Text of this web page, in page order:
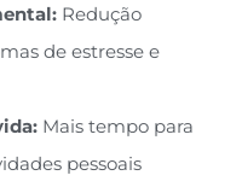
Redução
de estresse e
Mais tempo para
pessoais